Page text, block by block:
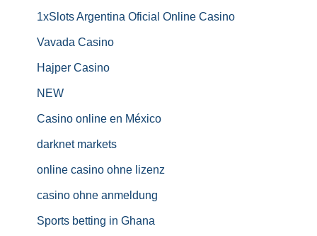
1xSlots Argentina Oficial Online Casino
Vavada Casino
Hajper Casino
NEW
Casino online en México
darknet markets
online casino ohne lizenz
casino ohne anmeldung
Sports betting in Ghana